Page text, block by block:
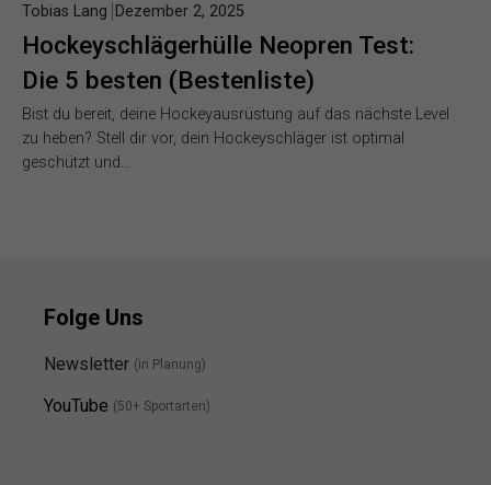
Hockeyschlägerhülle Neopren Test:
Die 5 besten (Bestenliste)
Tobias Lang Dezember 2, 2025
Bist du bereit, deine Hockeyausrüstung auf das nächste Level
zu heben? Stell dir vor, dein Hockeyschläger ist optimal
geschützt und…
Folge Uns
Newsletter (in Planung)
YouTube (50+ Sportarten)